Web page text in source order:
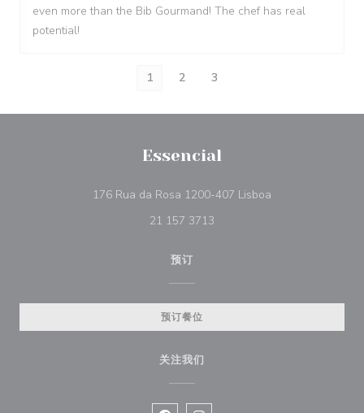
even more than the Bib Gourmand! The chef has real
potential!
1 2 3
Essencial
176 Rua da Rosa 1200-407 Lisboa
21 157 3713
预订
预订餐位
关注我们